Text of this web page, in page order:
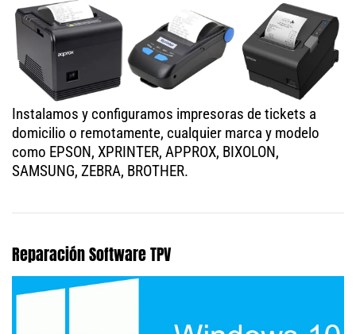
Instalamos y configuramos impresoras de tickets a
domicilio o remotamente, cualquier marca y modelo
como EPSON, XPRINTER, APPROX, BIXOLON,
SAMSUNG, ZEBRA, BROTHER.
Reparación Software TPV